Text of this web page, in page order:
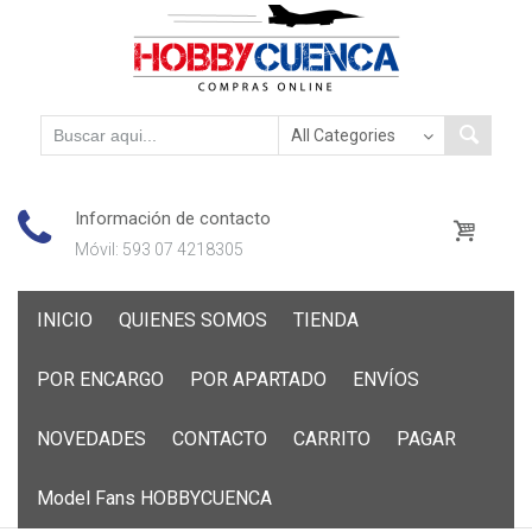
Información de contacto
Móvil: 593 07 4218305
INICIO QUIENES SOMOS TIENDA
POR ENCARGO POR APARTADO ENVÍOS
NOVEDADES CONTACTO CARRITO PAGAR
Model Fans HOBBYCUENCA